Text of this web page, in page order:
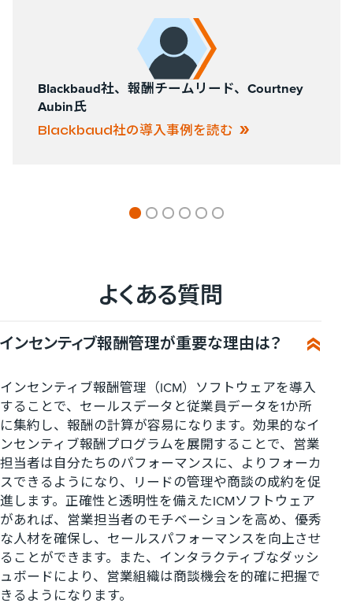
Blackbaud社、報酬チームリード、Courtney
Aubin氏
Blackbaud社の導入事例を読む
よく​ある​質問
インセンティブ報酬管理が重要な理由は？
インセンティブ報酬管理（ICM）ソフトウェアを導入
することで、セールスデータと従業員データを1か所
に集約し、報酬の計算が容易になります。効果的なイ
ンセンティブ報酬プログラムを展開することで、営業
担当者は自分たちのパフォーマンスに、よりフォーカ
スできるようになり、リードの管理や商談の成約を促
進します。正確性と透明性を備えたICMソフトウェア
があれば、営業担当者のモチベーションを高め、優秀
な人材を確保し、セールスパフォーマンスを向上させ
ることができます。また、インタラクティブなダッシ
ュボードにより、営業組織は商談機会を的確に把握で
きるようになります。